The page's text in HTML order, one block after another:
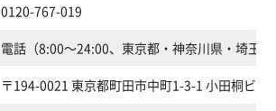
0120-767-019
電話（8:00～24:00、東京都・神奈川県・埼玉
〒194-0021 東京都町田市中町1-3-1 小田桐ビル